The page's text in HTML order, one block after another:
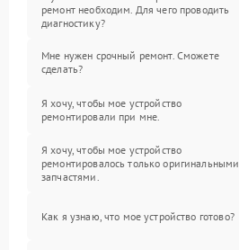
ремонт необходим. Для чего проводить
диагностику?
Мне нужен срочный ремонт. Сможете
сделать?
Я хочу, чтобы мое устройство
ремонтировали при мне.
Я хочу, чтобы мое устройство
ремонтировалось только оригинальными
запчастями.
Как я узнаю, что мое устройство готово?